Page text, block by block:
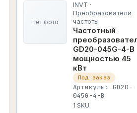
Нет фото
INVT ·
Преобразователи
частоты
Частотный
GD20-045G-4-B
мощностью 45
кВт
Под заказ
Артикулы: GD20-
045G-4-B
1 SKU